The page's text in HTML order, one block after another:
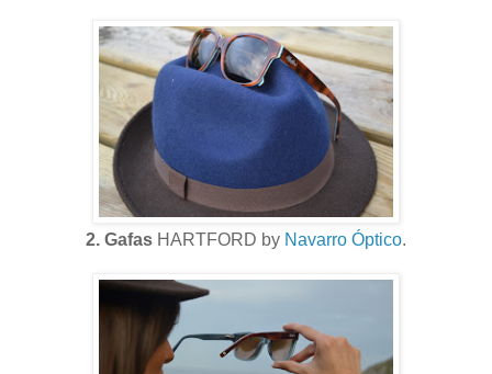
2. Gafas HARTFORD by Navarro Óptico.